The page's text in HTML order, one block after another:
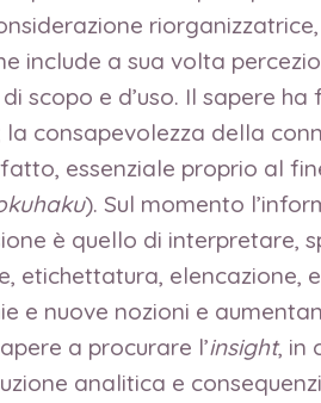
include a sua volta
scopo e d’uso. Il sapere
consapevolezza della
essenziale proprio al
). Sul momento
è quello di interpretare,
etichettatura,
e nuove nozioni e
a procurare l’insight, in
analitica e